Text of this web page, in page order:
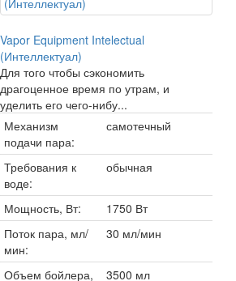
Vapor Equipment Intelectual
(Интеллектуал)
Для того чтобы сэкономить
драгоценное время по утрам, и
уделить его чего-нибу...
Механизм
подачи пара:
самотечный
Требования к
воде:
обычная
Мощность, Вт:
1750 Вт
Поток пара, мл/
мин:
30 мл/мин
Объем бойлера,
3500 мл